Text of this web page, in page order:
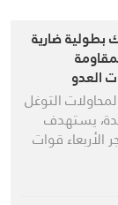
بطولية ضارية
العدو
بلدة زوطرالتوغل
يستهدف
قوات